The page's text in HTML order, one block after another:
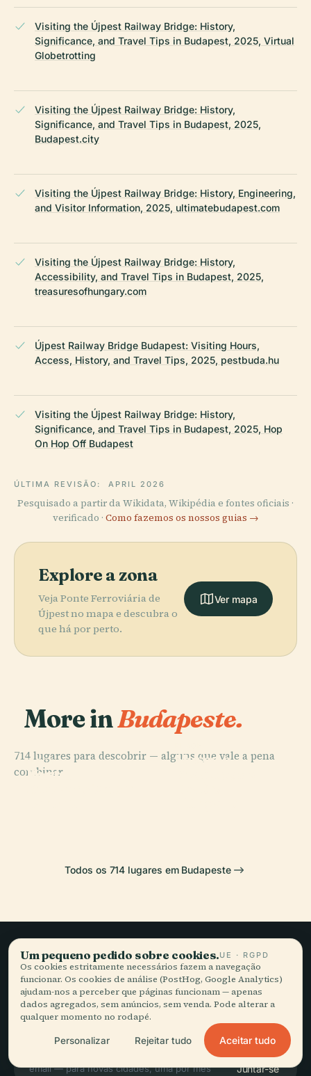
Visiting the Újpest Railway Bridge: History,
Significance, and Travel Tips in Budapest, 2025, Virtual
Globetrotting
Visiting the Újpest Railway Bridge: History,
Significance, and Travel Tips in Budapest, 2025,
Budapest.city
Visiting the Újpest Railway Bridge: History, Engineering,
and Visitor Information, 2025, ultimatebudapest.com
Visiting the Újpest Railway Bridge: History,
Accessibility, and Travel Tips in Budapest, 2025,
treasuresofhungary.com
Újpest Railway Bridge Budapest: Visiting Hours,
Access, History, and Travel Tips, 2025, pestbuda.hu
Visiting the Újpest Railway Bridge: History,
Significance, and Travel Tips in Budapest, 2025, Hop
On Hop Off Budapest
ÚLTIMA REVISÃO: APRIL 2026
Pesquisado a partir da Wikidata, Wikipédia e fontes oficiais ·
verificado · Como fazemos os nossos guias →
Explore a zona
Veja Ponte Ferroviária de
Újpest no mapa e descubra o
que há por perto.
Ver mapa
More inBudapeste.
714 lugares para descobrir — alguns que vale a pena
combinar.
PLACE
Museu
PLACE
PLACE
Ponte
Museu e
Todos os 714 lugares em Budapeste
Viagem lenta,
bem contada.
Juntar-se
Um pequeno pedido sobre cookies.UE · RGPD
Os cookies estritamente necessários fazem a navegação
funcionar. Os cookies de análise (PostHog, Google Analytics)
ajudam-nos a perceber que páginas funcionam — apenas
dados agregados, sem anúncios, sem venda. Pode alterar a
qualquer momento no rodapé.
Personalizar Rejeitar tudo Aceitar tudo